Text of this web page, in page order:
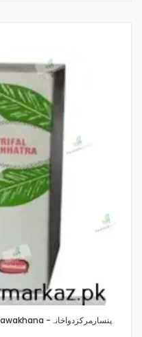
Pansar Markaz Dawakhana -پنسارمرکزدواخانہ